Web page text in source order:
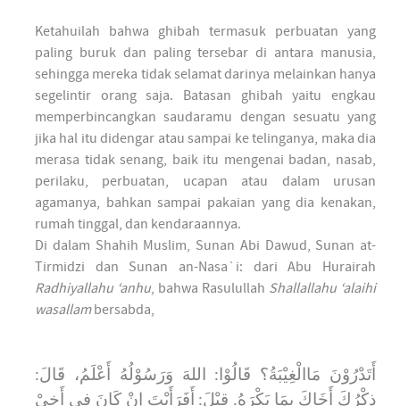
Ketahuilah bahwa ghibah termasuk perbuatan yang
paling buruk dan paling tersebar di antara manusia,
sehingga mereka tidak selamat darinya melainkan hanya
segelintir orang saja. Batasan ghibah yaitu engkau
memperbincangkan saudaramu dengan sesuatu yang
jika hal itu didengar atau sampai ke telinganya, maka dia
merasa tidak senang, baik itu mengenai badan, nasab,
perilaku, perbuatan, ucapan atau dalam urusan
agamanya, bahkan sampai pakaian yang dia kenakan,
rumah tinggal, dan kendaraannya.
Di dalam Shahih Muslim, Sunan Abi Dawud, Sunan at-
Tirmidzi dan Sunan an-Nasa`i: dari Abu Hurairah
Radhiyallahu ‘anhu, bahwa Rasulullah Shallallahu ‘alaihi
wasallambersabda,
أَتَدْرُوْنَ مَاالْغِيْبَةُ؟ قَالُوْا: اللهَ وَرَسُوْلُهُ أَعْلَمُ، قَالَ:
ذِكْرُكَ أَخَاكَ بِمَا يَكْرَهُ. قِيْلَ: أَفَرَأَيْتَ إِنْ كَانَ فِي أَخِيْ